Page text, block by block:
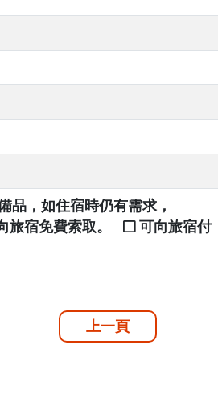
品，如住宿時仍有需求，
旅宿免費索取。
可向旅宿付
上一頁